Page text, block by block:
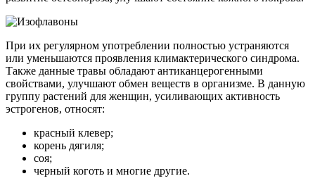
При их регулярном употреблении полностью устраняются
или уменьшаются проявления климактерического синдрома.
Также данные травы обладают антиканцерогенными
свойствами, улучшают обмен веществ в организме. В данную
группу растений для женщин, усиливающих активность
эстрогенов, относят:
красный клевер;
корень дягиля;
соя;
черный коготь и многие другие.